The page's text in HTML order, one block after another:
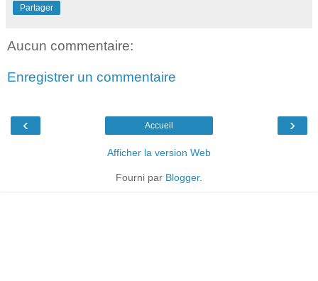
Partager
Aucun commentaire:
Enregistrer un commentaire
‹ ›
Accueil
Afficher la version Web
Fourni par Blogger.